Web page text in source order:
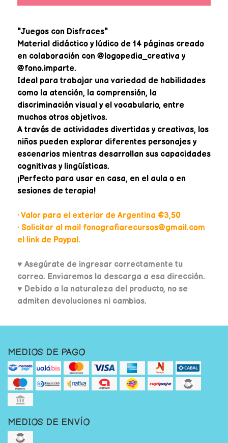
"Juegos con Disfraces"
Material didáctico y lúdico de 14 páginas creado
en colaboración con @logopedia_creativa y
@fono.imparte.
Ideal para trabajar una variedad de habilidades
como la atención, la comprensión, la
discriminación visual y el vocabulario, entre
muchos otros objetivos.
A través de actividades divertidas y creativas, los
niños pueden explorar diferentes personajes y
escenarios mientras desarrollan sus capacidades
cognitivas y lingüísticas.
¡Perfecto para usar en casa, en el aula o en
sesiones de terapia!
• Valor para el exterior de Argentina €3,50
• Solicitar al mail fonografiarecursos@gmail.com
el link de Paypal.
♥ Asegúrate de ingresar correctamente tu
correo. Enviaremos la descarga a esa dirección.
♥ Debido a la naturaleza del producto, no se
admiten devoluciones ni cambios.
MEDIOS DE PAGO
MEDIOS DE ENVÍO